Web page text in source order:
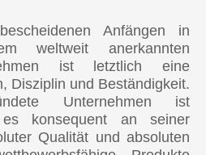
Anfängen in
weltweit anerkannten
ist letztlich eine
Disziplin und Beständigkeit.
Unternehmen ist
konsequent an seiner
Qualität und absoluten